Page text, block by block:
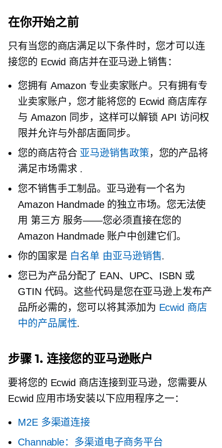
在你开始之前
只有当您的商店满足以下条件时，您才可以连
接您的 Ecwid 商店并在亚马逊上销售：
您拥有 Amazon 专业卖家账户。只有拥有专
业卖家账户，您才能将您的 Ecwid 商店库存
与 Amazon 同步，这样可以解锁 API 访问权
限并允许与外部店面同步。
您的商店符合 亚马逊销售政策，您的产品将
满足市场需求 .
您不销售手工制品。亚马逊有一个名为
Amazon Handmade 的独立市场。您无法使
用 第三方 服务——您必须直接在您的
Amazon Handmade 账户中创建它们。
你的国家是 白名单 由亚马逊销售.
您已为产品分配了 EAN、UPC、ISBN 或
GTIN 代码。这些代码是您在亚马逊上发布产
品所必需的，您可以将其添加为 Ecwid 商店
中的产品属性.
步骤 1. 连接您的亚马逊账户
要将您的 Ecwid 商店连接到亚马逊，您需要从
Ecwid 应用市场安装以下应用程序之一：
M2E 多渠道连接
Channable：多渠道电子商务平台